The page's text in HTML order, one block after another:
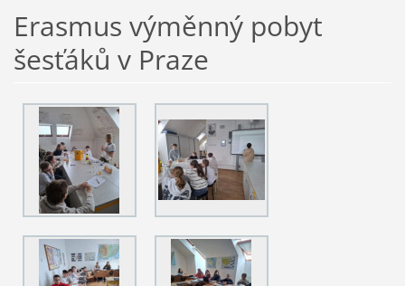
Erasmus výměnný pobyt
šesťáků v Praze